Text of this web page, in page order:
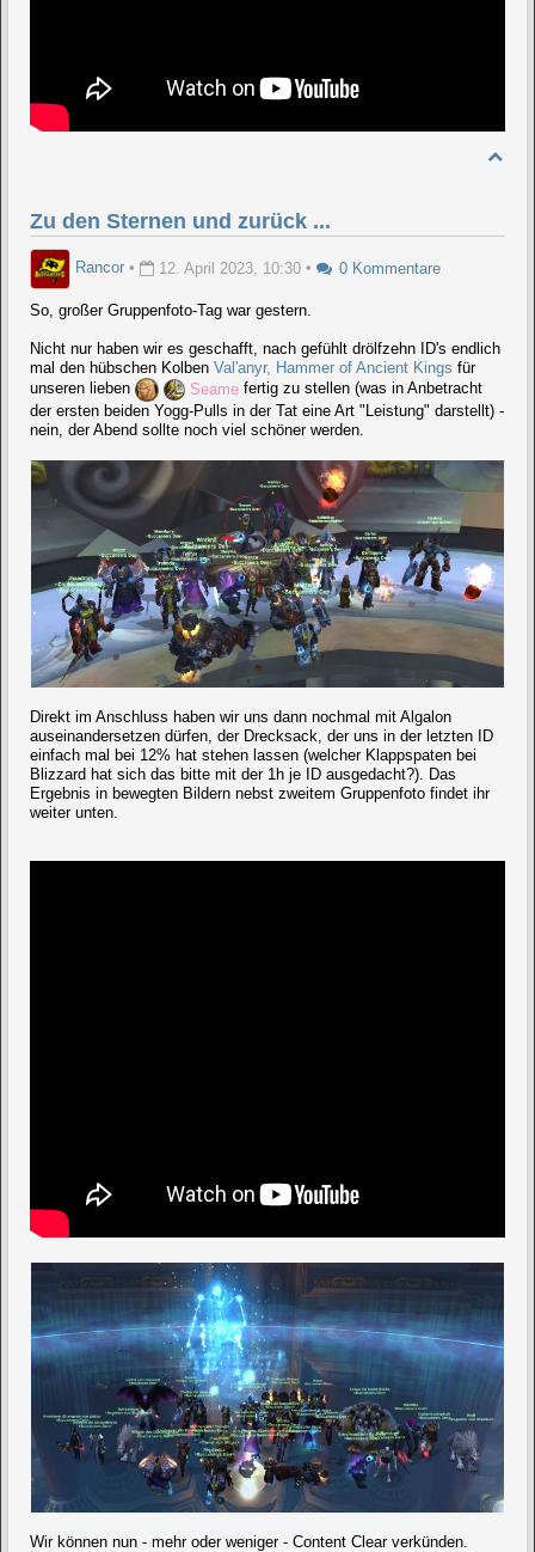
Zu den Sternen und zurück ...
Rancor • 12. April 2023, 10:30 • 0 Kommentare
So, großer Gruppenfoto-Tag war gestern.
Nicht nur haben wir es geschafft, nach gefühlt drölfzehn ID's endlich
mal den hübschen Kolben Val'anyr, Hammer of Ancient Kings für
unseren lieben
Seame fertig zu stellen (was in Anbetracht
der ersten beiden Yogg-Pulls in der Tat eine Art "Leistung" darstellt) -
nein, der Abend sollte noch viel schöner werden.
Direkt im Anschluss haben wir uns dann nochmal mit Algalon
auseinandersetzen dürfen, der Drecksack, der uns in der letzten ID
einfach mal bei 12% hat stehen lassen (welcher Klappspaten bei
Blizzard hat sich das bitte mit der 1h je ID ausgedacht?). Das
Ergebnis in bewegten Bildern nebst zweitem Gruppenfoto findet ihr
weiter unten.
Wir können nun - mehr oder weniger - Content Clear verkünden.